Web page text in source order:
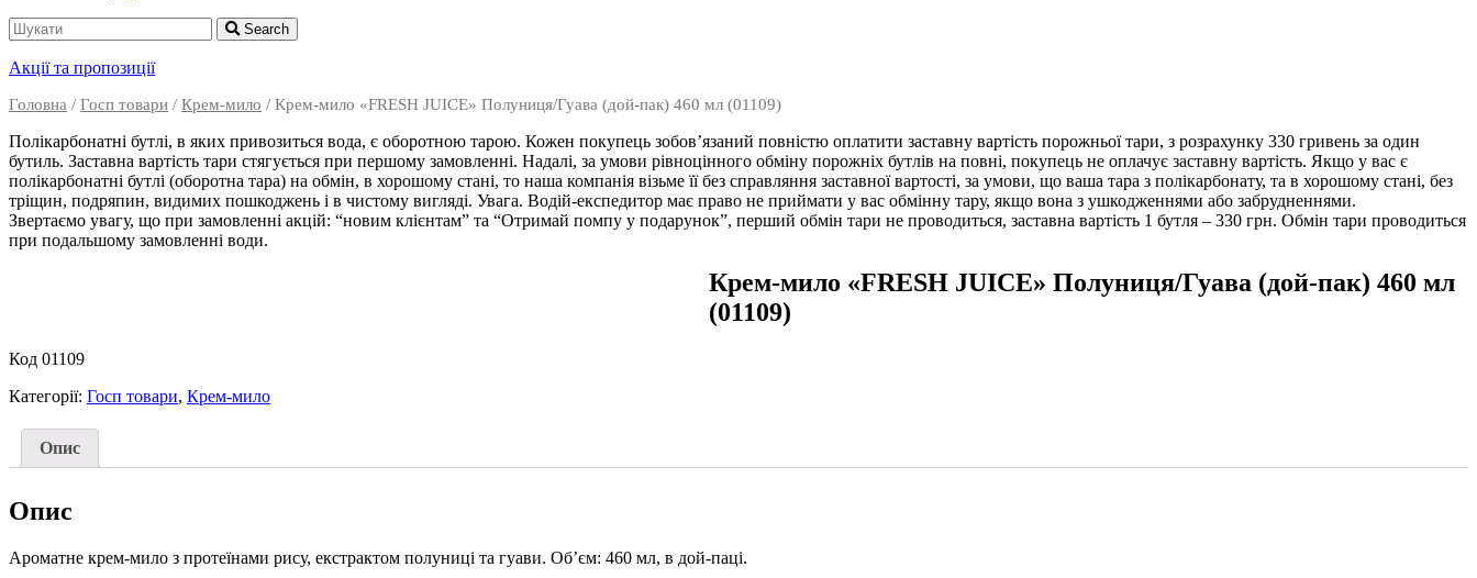
Search
Акції та пропозиції
Головна / Госп товари / Крем-мило / Крем-мило «FRESH JUICE» Полуниця/Гуава (дой-пак) 460 мл (01109)
Полікарбонатні бутлі, в яких привозиться вода, є оборотною тарою. Кожен покупець зобов’язаний повністю оплатити заставну вартість порожньої тари, з розрахунку 330 гривень за один
бутиль. Заставна вартість тари стягується при першому замовленні. Надалі, за умови рівноцінного обміну порожніх бутлів на повні, покупець не оплачує заставну вартість. Якщо у вас є
полікарбонатні бутлі (оборотна тара) на обмін, в хорошому стані, то наша компанія візьме її без справляння заставної вартості, за умови, що ваша тара з полікарбонату, та в хорошому стані, без
тріщин, подряпин, видимих пошкоджень і в чистому вигляді. Увага. Водій-експедитор має право не приймати у вас обмінну тару, якщо вона з ушкодженнями або забрудненнями.
Звертаємо увагу, що при замовленні акцій: “новим клієнтам” та “Отримай помпу у подарунок”, перший обмін тари не проводиться, заставна вартість 1 бутля – 330 грн. Обмін тари проводиться
при подальшому замовленні води.
Крем-мило «FRESH JUICE» Полуниця/Гуава (дой-пак) 460 мл
(01109)
Код 01109
Категорії: Госп товари, Крем-мило
Опис
Опис
Ароматне крем-мило з протеїнами рису, екстрактом полуниці та гуави. Об’єм: 460 мл, в дой-паці.